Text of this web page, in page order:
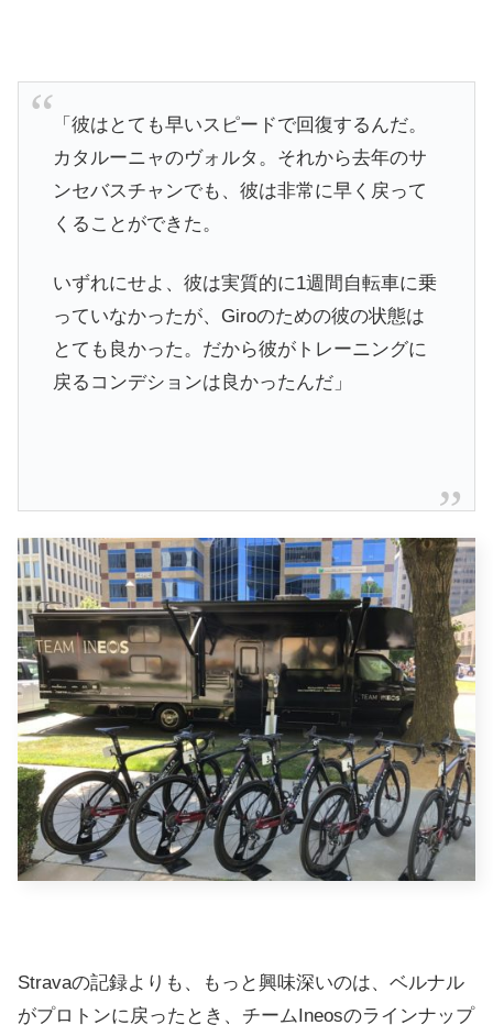
「彼はとても早いスピードで回復するんだ。
カタルーニャのヴォルタ。それから去年のサ
ンセバスチャンでも、彼は非常に早く戻って
くることができた。
いずれにせよ、彼は実質的に1週間自転車に乗
っていなかったが、Giroのための彼の状態は
とても良かった。だから彼がトレーニングに
戻るコンデションは良かったんだ」
Stravaの記録よりも、もっと興味深いのは、ベルナル
がプロトンに戻ったとき、チームIneosのラインナップ